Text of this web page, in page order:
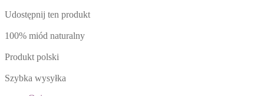
Udostępnij ten produkt
100% miód naturalny
Produkt polski
Szybka wysyłka